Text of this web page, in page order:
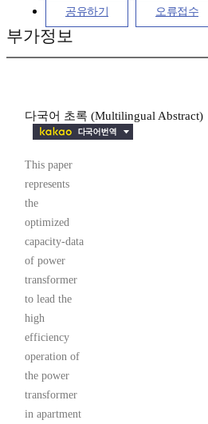
공유하기 오류접수
부가정보
다국어 초록 (Multilingual Abstract)
This paper
represents
the
optimized
capacity-data
of power
transformer
to lead the
high
efficiency
operation of
the power
transformer
in apartment